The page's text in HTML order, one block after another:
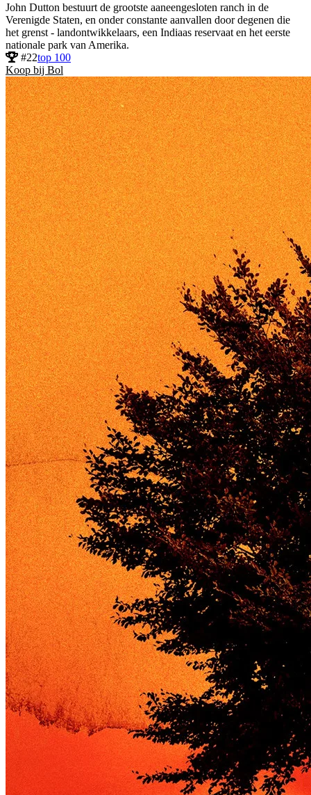
John Dutton bestuurt de grootste aaneengesloten ranch in de
Verenigde Staten, en onder constante aanvallen door degenen die
het grenst - landontwikkelaars, een Indiaas reservaat en het eerste
nationale park van Amerika.
#22top 100
Koop bij Bol